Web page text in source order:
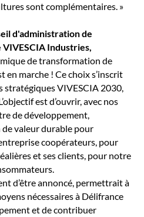
sont complémentaires. »
d'administration de
VIVESCIA Industries,
de transformation de
en marche ! Ce choix s’inscrit
stratégiques VIVESCIA 2030,
est d’ouvrir, avec nos
de développement,
valeur durable pour
coopérateurs, pour
et ses clients, pour notre
d’être annoncé, permettrait à
nécessaires à Délifrance
et de contribuer